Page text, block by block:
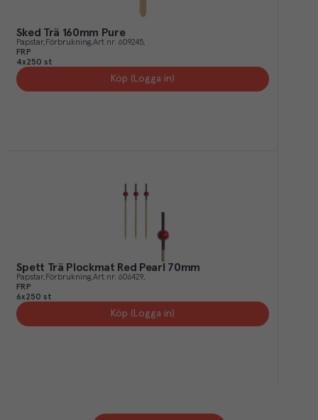
Sked Trä 160mm Pure
Papstar Förbrukning Art.nr. 609245
FRP
4x250 st
Köp (Logga in)
Spett Trä Plockmat Red Pearl 70mm
Papstar Förbrukning Art.nr. 606429
FRP
6x250 st
Köp (Logga in)